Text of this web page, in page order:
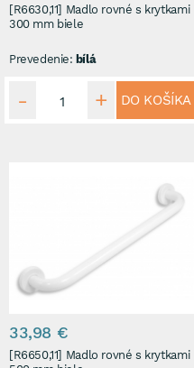
[R6630,11] Madlo rovné s krytkami
300 mm biele
Prevedenie: bílá
DO KOŠÍKA
33,98 €
[R6650,11] Madlo rovné s krytkami